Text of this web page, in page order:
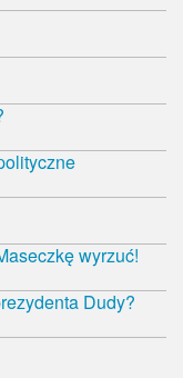
wyrzuć!
Dudy?